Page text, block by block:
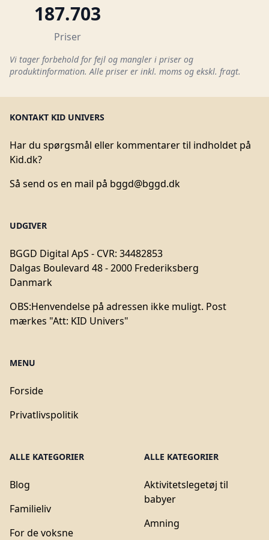
187.703
Priser
Vi tager forbehold for fejl og mangler i priser og
produktinformation. Alle priser er inkl. moms og ekskl. fragt.
KONTAKT KID UNIVERS
Har du spørgsmål eller kommentarer til indholdet på
Kid.dk?
Så send os en mail på bggd@bggd.dk
UDGIVER
BGGD Digital ApS - CVR: 34482853
Dalgas Boulevard 48 - 2000 Frederiksberg
Danmark
OBS:Henvendelse på adressen ikke muligt. Post
mærkes "Att: KID Univers"
MENU
Forside
Privatlivspolitik
ALLE KATEGORIER
Blog
Familieliv
For de voksne
ALLE KATEGORIER
Aktivitetslegetøj til
babyer
Amning